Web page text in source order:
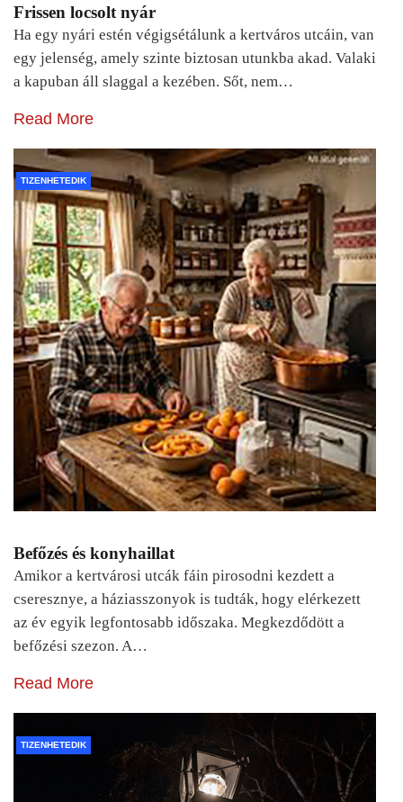
Frissen locsolt nyár
Ha egy nyári estén végigsétálunk a kertváros utcáin, van
egy jelenség, amely szinte biztosan utunkba akad. Valaki
a kapuban áll slaggal a kezében. Sőt, nem…
Read More
TIZENHETEDIK
Befőzés és konyhaillat
Amikor a kertvárosi utcák fáin pirosodni kezdett a
cseresznye, a háziasszonyok is tudták, hogy elérkezett
az év egyik legfontosabb időszaka. Megkezdődött a
befőzési szezon. A…
Read More
TIZENHETEDIK